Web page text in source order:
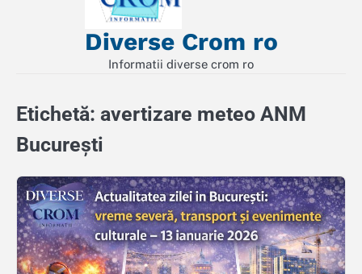
Diverse Crom ro
Informatii diverse crom ro
Etichetă: avertizare meteo ANM
București